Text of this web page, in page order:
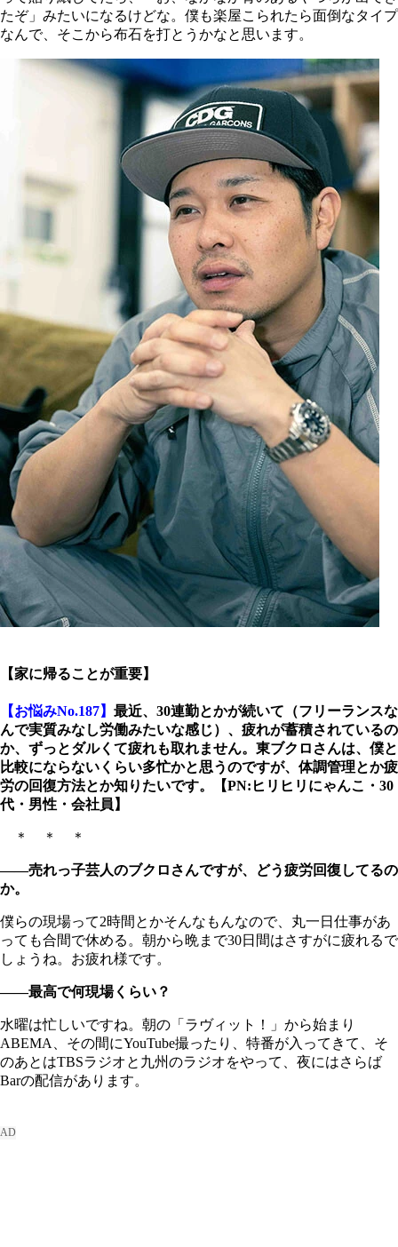
たぞ」みたいになるけどな。僕も楽屋こられたら面倒なタイプ
なんで、そこから布石を打とうかなと思います。
【家に帰ることが重要】
【お悩みNo.187】 最近、30連勤とかが続いて（フリーランスな
んで実質みなし労働みたいな感じ）、疲れが蓄積されているの
か、ずっとダルくて疲れも取れません。東ブクロさんは、僕と
比較にならないくらい多忙かと思うのですが、体調管理とか疲
労の回復方法とか知りたいです。【PN:ヒリヒリにゃんこ・30
代・男性・会社員】
＊ ＊ ＊
――売れっ子芸人のブクロさんですが、どう疲労回復してるの
か。
僕らの現場って2時間とかそんなもんなので、丸一日仕事があ
っても合間で休める。朝から晩まで30日間はさすがに疲れるで
しょうね。お疲れ様です。
――最高で何現場くらい？
水曜は忙しいですね。朝の「ラヴィット！」から始まり
ABEMA、その間にYouTube撮ったり、特番が入ってきて、そ
のあとはTBSラジオと九州のラジオをやって、夜にはさらば
Barの配信があります。